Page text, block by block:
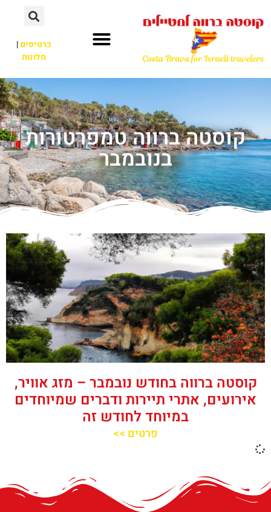
כרטיסים|
מלונות
קוסטה ברווה טמפרטורות
בנובמבר
קוסטה ברווה בחודש נובמבר – מזג אוויר,
אירועים, אתרי תיירות ודברים שמיוחדים
במיוחד לחודש זה
פרטים >>